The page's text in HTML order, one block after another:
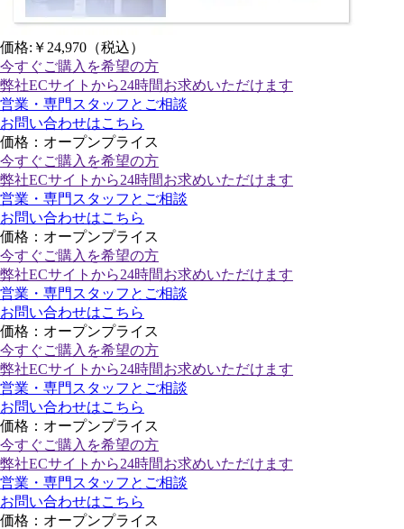
価格: ￥24,970 （税込）
今すぐご購入 を希望の方
弊社ECサイトから24時間お求めいただけます
営業・専門スタッフとご相談
お問い合わせはこちら
価格：オープンプライス
今すぐご購入 を希望の方
弊社ECサイトから24時間お求めいただけます
営業・専門スタッフとご相談
お問い合わせはこちら
価格：オープンプライス
今すぐご購入 を希望の方
弊社ECサイトから24時間お求めいただけます
営業・専門スタッフとご相談
お問い合わせはこちら
価格：オープンプライス
今すぐご購入 を希望の方
弊社ECサイトから24時間お求めいただけます
営業・専門スタッフとご相談
お問い合わせはこちら
価格：オープンプライス
今すぐご購入 を希望の方
弊社ECサイトから24時間お求めいただけます
営業・専門スタッフとご相談
お問い合わせはこちら
価格：オープンプライス